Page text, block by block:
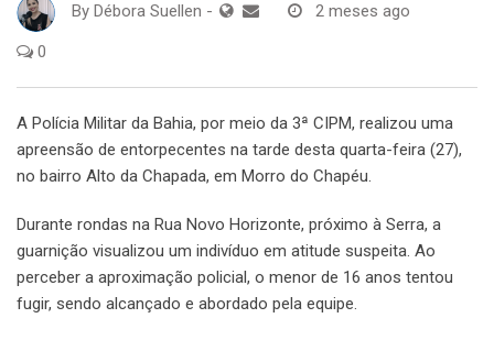
By Débora Suellen - 2 meses ago
0
A Polícia Militar da Bahia, por meio da 3ª CIPM, realizou uma
apreensão de entorpecentes na tarde desta quarta-feira (27),
no bairro Alto da Chapada, em Morro do Chapéu.
Durante rondas na Rua Novo Horizonte, próximo à Serra, a
guarnição visualizou um indivíduo em atitude suspeita. Ao
perceber a aproximação policial, o menor de 16 anos tentou
fugir, sendo alcançado e abordado pela equipe.